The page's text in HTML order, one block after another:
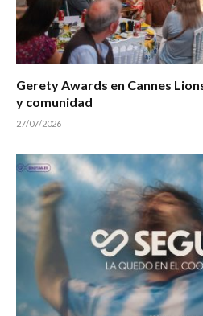
Gerety Awards en Cannes
y comunidad
27/07/2026